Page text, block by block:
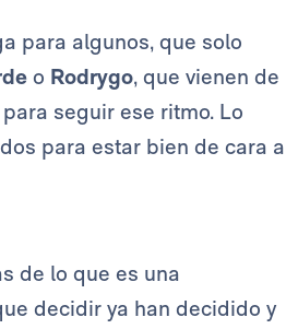
para algunos, que solo
o Rodrygo, que vienen de
seguir ese ritmo. Lo
para estar bien de cara a
de lo que es una
decidir ya han decidido y